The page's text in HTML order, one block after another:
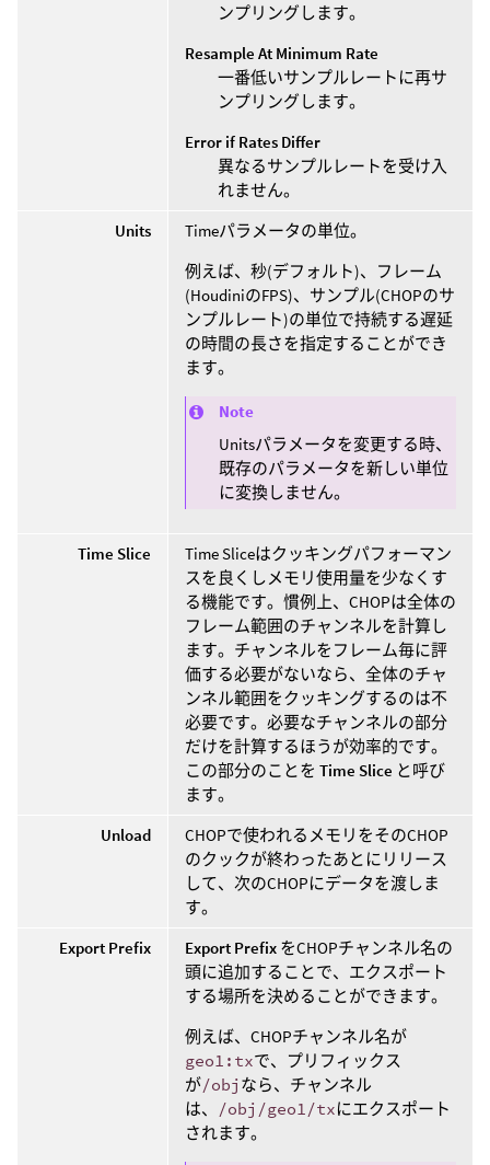
ンプリングします。
Resample At Minimum Rate
一番低いサンプルレートに再サ
ンプリングします。
Error if Rates Differ
異なるサンプルレートを受け入
れません。
Units
Timeパラメータの単位。
例えば、秒(デフォルト)、フレーム
(HoudiniのFPS)、サンプル(CHOPのサ
ンプルレート)の単位で持続する遅延
の時間の長さを指定することができ
ます。
Note
Unitsパラメータを変更する時、
既存のパラメータを新しい単位
に変換しません。
Time Slice
Time Sliceはクッキングパフォーマン
スを良くしメモリ使用量を少なくす
る機能です。慣例上、CHOPは全体の
フレーム範囲のチャンネルを計算し
ます。チャンネルをフレーム毎に評
価する必要がないなら、全体のチャ
ンネル範囲をクッキングするのは不
必要です。必要なチャンネルの部分
だけを計算するほうが効率的です。
この部分のことを Time Slice と呼び
ます。
Unload
CHOPで使われるメモリをそのCHOP
のクックが終わったあとにリリース
して、次のCHOPにデータを渡しま
す。
Export Prefix
Export Prefix をCHOPチャンネル名の
頭に追加することで、エクスポート
する場所を決めることができます。
例えば、CHOPチャンネル名が
geo1:txで、プリフィックス
が/obj なら、チャンネル
は、
/obj/geo1/txにエクスポート
されます。